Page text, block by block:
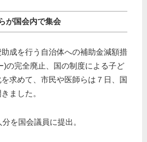
が国会内で集会
成を行う自治体への補助金減額措
)の完全廃止、国の制度による子ど
求めて、市民や医師らは７日、国
ました。
を国会議員に提出。